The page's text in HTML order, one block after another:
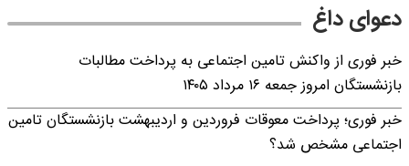
دعوای داغ
خبر فوری از واکنش تامین اجتماعی به پرداخت مطالبات
بازنشستگان امروز جمعه ۱۶ مرداد ۱۴۰۵
خبر فوری؛ پرداخت معوقات فروردین و اردیبهشت بازنشستگان تامین
اجتماعی مشخص شد؟